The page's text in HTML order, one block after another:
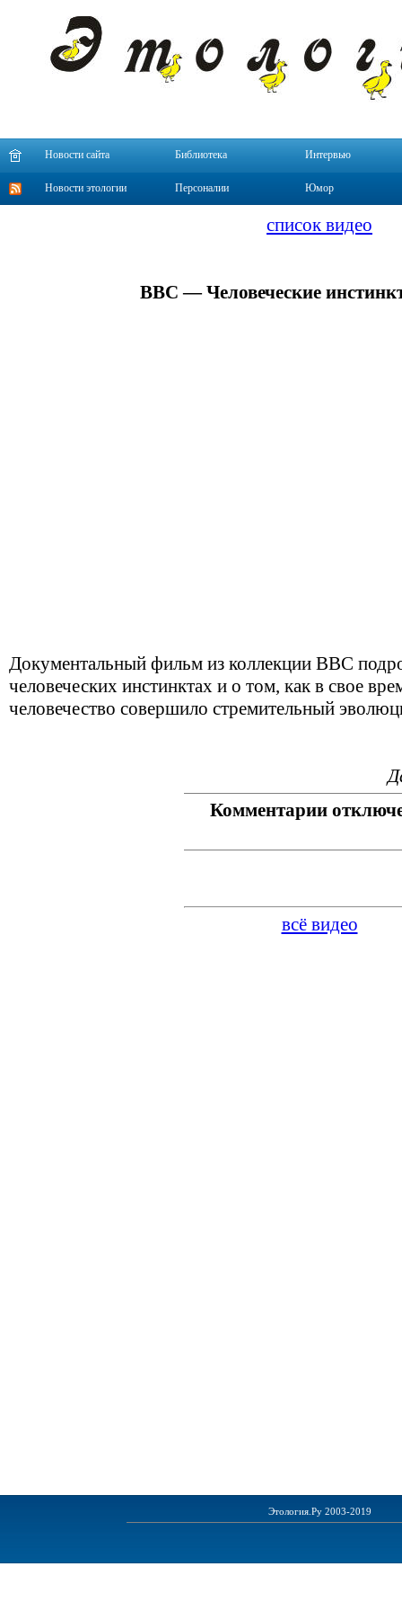
Новости сайта Библиотека Интервью
Новости этологии Персоналии Юмор
список видео
BBC — Человеческие
Документальный фильм из коллекции ВВС
человеческих инстинктах и о том, как в свое
человечество совершило стремительный
Комментарии
всё видео
Этология.Ру 2003-2019